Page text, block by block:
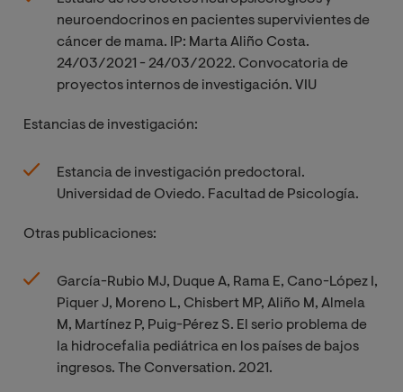
neuroendocrinos en pacientes supervivientes de
cáncer de mama. IP: Marta Aliño Costa.
24/03/2021 - 24/03/2022. Convocatoria de
proyectos internos de investigación. VIU
Estancias de investigación:
Estancia de investigación predoctoral.
Universidad de Oviedo. Facultad de Psicología.
Otras publicaciones:
García-Rubio MJ, Duque A, Rama E, Cano-López I,
Piquer J, Moreno L, Chisbert MP, Aliño M, Almela
M, Martínez P, Puig-Pérez S. El serio problema de
la hidrocefalia pediátrica en los países de bajos
ingresos. The Conversation. 2021.